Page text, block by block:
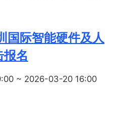
国际智能硬件及人
名
~ 2026-03-20 16:00